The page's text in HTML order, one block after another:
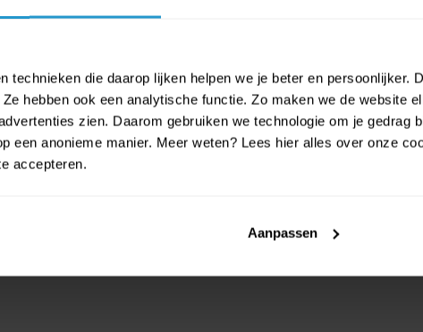
technieken die daarop lijken helpen we je beter en persoonlijker.
hebben ook een analytische functie. Zo maken we de website
zien. Daarom gebruiken we technologie om je gedrag
een anonieme manier. Meer weten? Lees hier alles over onze
accepteren.
Aanpassen